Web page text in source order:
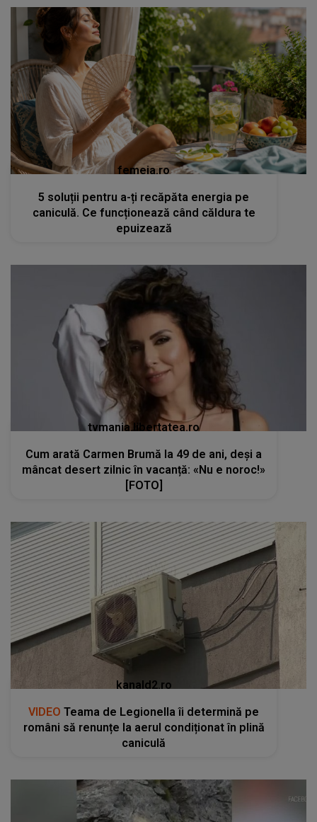
femeia.ro
5 soluții pentru a-ți recăpăta energia pe
caniculă. Ce funcționează când căldura te
epuizează
tvmania.libertatea.ro
Cum arată Carmen Brumă la 49 de ani, deși a
mâncat desert zilnic în vacanță: «Nu e noroc!»
[FOTO]
kanald2.ro
VIDEO Teama de Legionella îi determină pe
români să renunțe la aerul condiționat în plină
caniculă